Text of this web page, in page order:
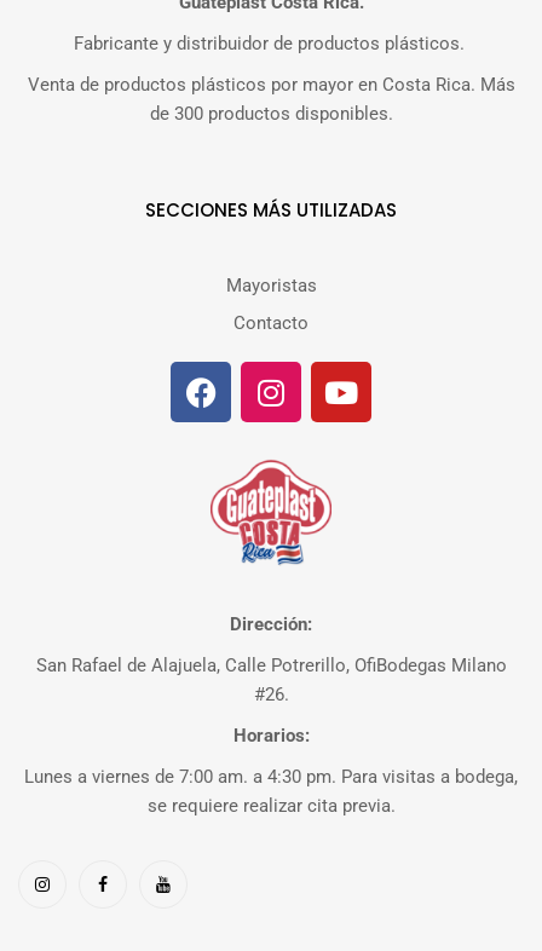
Fabricante y distribuidor de productos plásticos.
Venta de productos plásticos por mayor en Costa Rica. Más
de 300 productos disponibles.
SECCIONES MÁS UTILIZADAS
Mayoristas
Contacto
Dirección:
San Rafael de Alajuela, Calle Potrerillo, OfiBodegas Milano
#26.
Horarios:
Lunes a viernes de 7:00 am. a 4:30 pm. Para visitas a bodega,
se requiere realizar cita previa.